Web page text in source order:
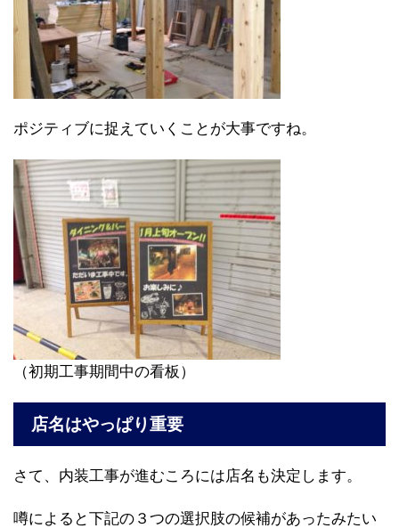
ポジティブに捉えていくことが大事ですね。
（初期工事期間中の看板）
店名はやっぱり重要
さて、内装工事が進むころには店名も決定します。
噂によると下記の３つの選択肢の候補があったみたい